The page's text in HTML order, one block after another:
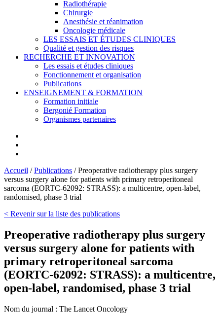
Radiothérapie
Chirurgie
Anesthésie et réanimation
Oncologie médicale
LES ESSAIS ET ÉTUDES CLINIQUES
Qualité et gestion des risques
RECHERCHE ET INNOVATION
Les essais et études cliniques
Fonctionnement et organisation
Publications
ENSEIGNEMENT & FORMATION
Formation initiale
Bergonié Formation
Organismes partenaires
Accueil /Publications /Preoperative radiotherapy plus surgery
versus surgery alone for patients with primary retroperitoneal
sarcoma (EORTC-62092: STRASS): a multicentre, open-label,
randomised, phase 3 trial
< Revenir sur la liste des publications
Preoperative radiotherapy plus surgery
versus surgery alone for patients with
primary retroperitoneal sarcoma
(EORTC-62092: STRASS): a multicentre,
open-label, randomised, phase 3 trial
Nom du journal : The Lancet Oncology